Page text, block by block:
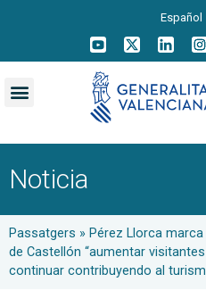
Español
Noticia
Passatgers » Pérez Llorca
de Castellón “aumentar
continuar contribuyendo al